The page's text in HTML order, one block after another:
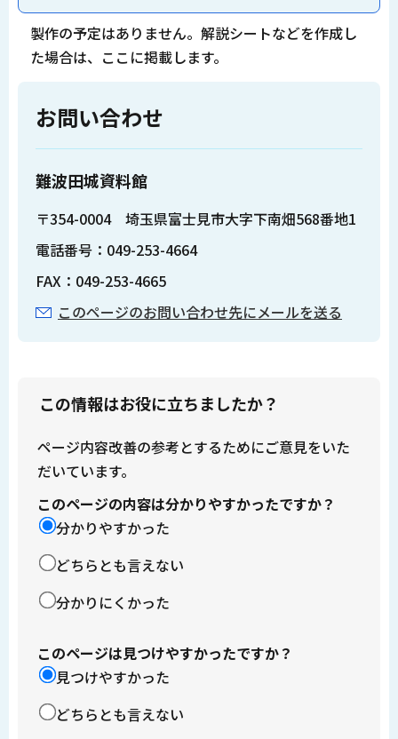
製作の予定はありません。解説シートなどを作成し
た場合は、ここに掲載します。
お問い合わせ
難波田城資料館
〒354-0004 埼玉県富士見市大字下南畑568番地1
電話番号：049-253-4664
FAX：049-253-4665
このページのお問い合わせ先にメールを送る
この情報はお役に立ちましたか？
ページ内容改善の参考とするためにご意見をいた
だいています。
このページの内容は分かりやすかったですか？
分かりやすかった
どちらとも言えない
分かりにくかった
このページは見つけやすかったですか？
見つけやすかった
どちらとも言えない